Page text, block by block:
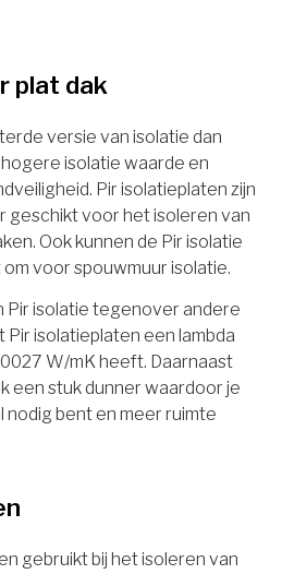
plat dak
versie van isolatie dan
isolatie waarde en
Pir isolatieplaten zijn
geschikt voor het isoleren van
Ook kunnen de Pir isolatie
voor spouwmuur isolatie.
isolatie tegenover andere
Pir isolatieplaten een lambda
W/mK heeft. Daarnaast
een stuk dunner waardoor je
nodig bent en meer ruimte
gebruikt bij het isoleren van